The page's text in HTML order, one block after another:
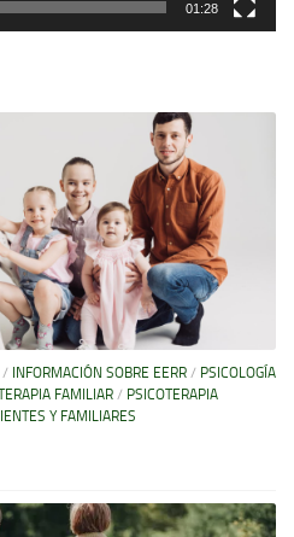
01:28
/ INFORMACIÓN SOBRE EERR / PSICOLOGÍA
FAMILIAR / PSICOTERAPIA
Y FAMILIARES